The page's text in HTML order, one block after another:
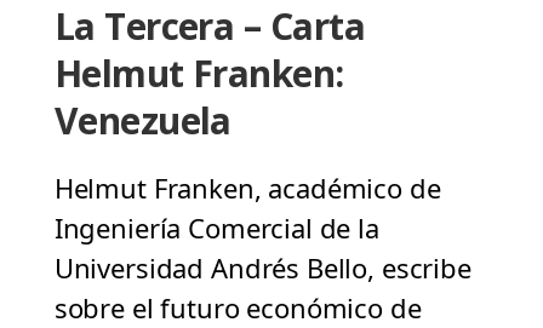
La Tercera – Carta
Helmut Franken:
Venezuela
Helmut Franken, académico de
Ingeniería Comercial de la
Universidad Andrés Bello, escribe
sobre el futuro económico de